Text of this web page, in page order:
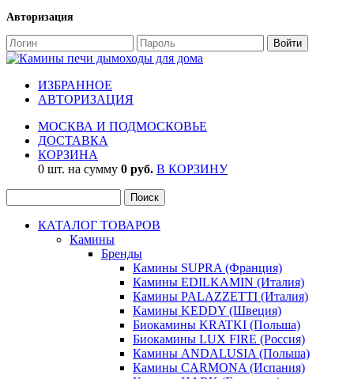
Авторизация
ИЗБРАННОЕ
АВТОРИЗАЦИЯ
МОСКВА И ПОДМОСКОВЬЕ
ДОСТАВКА
КОРЗИНА
0 шт. на сумму 0 руб. В КОРЗИНУ
КАТАЛОГ ТОВАРОВ
Камины
Бренды
Камины SUPRA (Франция)
Камины EDILKAMIN (Италия)
Камины PALAZZETTI (Италия)
Камины KEDDY (Швеция)
Биокамины KRATKI (Польша)
Биокамины LUX FIRE (Россия)
Камины ANDALUSIA (Польша)
Камины CARMONA (Испания)